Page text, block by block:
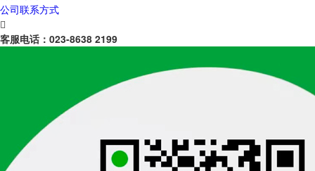
公司联系方式

客服电话： 023-8638 2199